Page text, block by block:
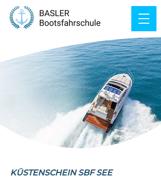
KÜSTENSCHEIN SBF SEE